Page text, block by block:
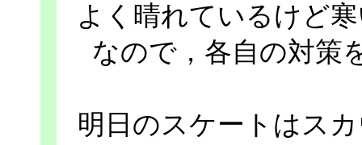
よく晴れているけど
なので，各自の対策
明日のスケートはス